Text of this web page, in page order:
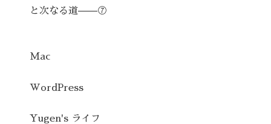
と次なる道——⑦
Mac
WordPress
Yugen's ライフ